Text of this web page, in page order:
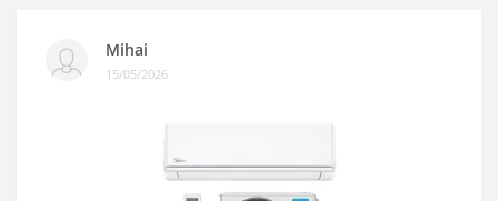
Mihai
15/05/2026